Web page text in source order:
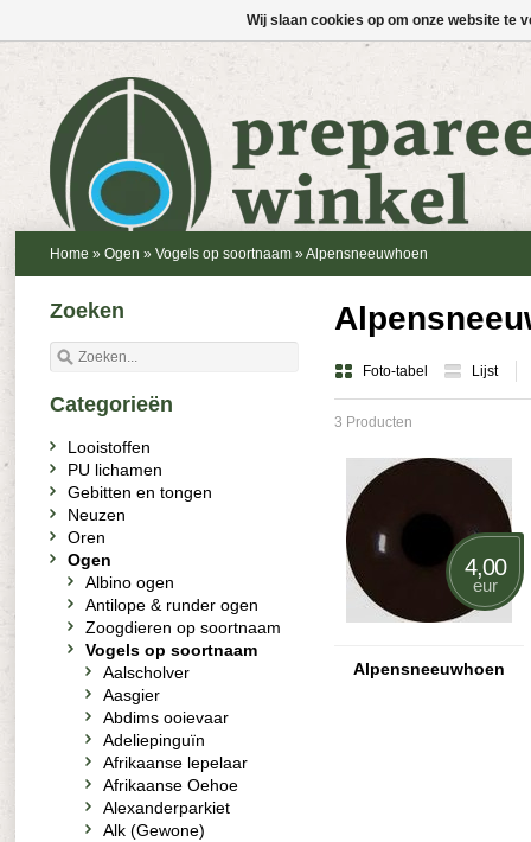
Home » Ogen » Vogels op soortnaam » Alpensneeuwhoen
Foto-tabel Lijst
3 Producten
4,00
eur
Alpensneeuwhoen
Zoeken
Categorieën
Looistoffen
PU lichamen
Gebitten en tongen
Neuzen
Oren
Ogen
Albino ogen
Antilope & runder ogen
Zoogdieren op soortnaam
Vogels op soortnaam
Aalscholver
Aasgier
Abdims ooievaar
Adeliepinguïn
Afrikaanse lepelaar
Afrikaanse Oehoe
Alexanderparkiet
Alk (Gewone)
Wij slaan cookies op om onze website te